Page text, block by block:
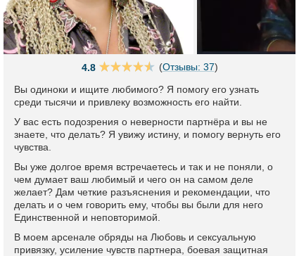
4.8 (Отзывы: 37)
Вы одиноки и ищите любимого? Я помогу его узнать
среди тысячи и привлеку возможность его найти.
У вас есть подозрения о неверности партнёра и вы не
знаете, что делать? Я увижу истину, и помогу вернуть его
чувства.
Вы уже долгое время встречаетесь и так и не поняли, о
чем думает ваш любимый и чего он на самом деле
желает? Дам четкие разъяснения и рекомендации, что
делать и о чем говорить ему, чтобы вы были для него
Единственной и неповторимой.
В моем арсенале обряды на Любовь и сексуальную
привязку, усиление чувств партнера, боевая защитная